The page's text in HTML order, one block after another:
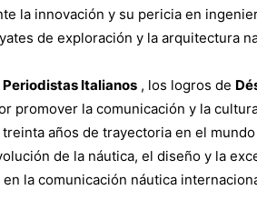
la innovación y su pericia en
de exploración y la arquitectura
Italianos , los logros de
promover la comunicación y la
años de trayectoria en el
de la náutica, el diseño y la
en la comunicación náutica